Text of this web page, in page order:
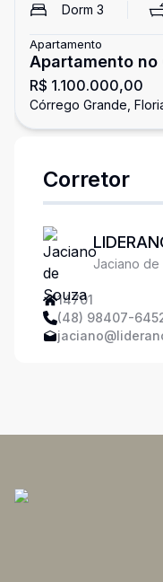
Dorm 3
Apartamento
Apartamento no
dormitórios
R$ 1.100.000,00
Córrego Grande,
Corretor
Jaciano de
14701
(48) 98407-